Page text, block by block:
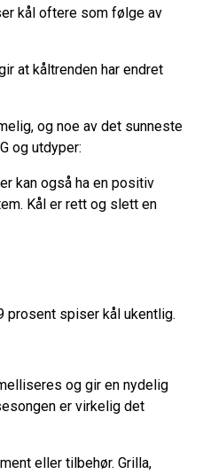
kål oftere som følge av
at kåltrenden har endret
og noe av det sunneste
og utdyper:
kan også ha en positiv
Kål er rett og slett en
prosent spiser kål ukentlig.
og gir en nydelig
er virkelig det
eller tilbehør. Grilla,